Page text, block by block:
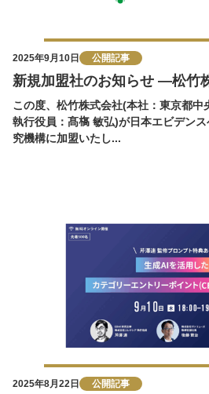
2025年9月10日 公開記事
新規加盟社のお知らせ ―松竹
この度、松竹株式会社(本社：東京都中
執行役員：髙𣘺 敏弘)が日本エビデン
究機構に加盟いたし...
2025年8月22日 公開記事